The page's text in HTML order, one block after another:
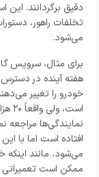
دقیق برگردانند. این
تخلفات راهور،
می‌شود.
برای مثال، سرویس
هفته آینده در
خودرو را تغییر
نمایندگی‌ها مراجعه
افتاده است اما با
می‌شود، مانند اینکه
ممکن است تعمیراتی